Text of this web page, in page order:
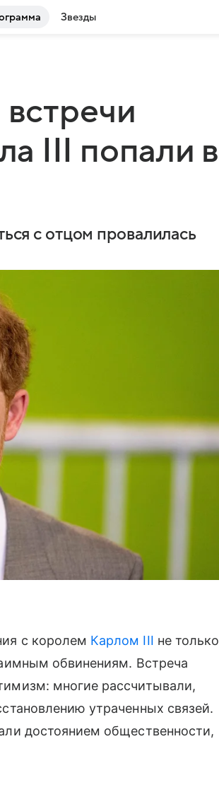
Звезды
III попали в
с отцом провалилась
с королем Карлом III не только
обвинениям. Встреча
многие рассчитывали,
утраченных связей.
достоянием общественности,